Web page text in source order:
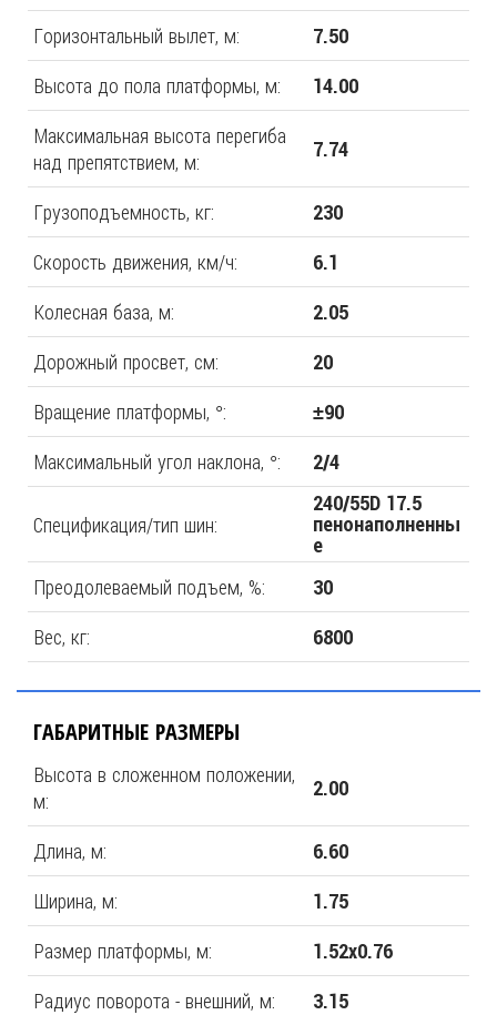
Горизонтальный вылет, м: 7.50
Высота до пола платформы, м: 14.00
Максимальная высота перегиба
над препятствием, м:
7.74
Грузоподъемность, кг: 230
Скорость движения, км/ч: 6.1
Колесная база, м: 2.05
Дорожный просвет, см: 20
Вращение платформы, °: ±90
Максимальный угол наклона, °: 2/4
Спецификация/тип шин:
240/55D 17.5
пенонаполненны
е
Преодолеваемый подъем, %: 30
Вес, кг: 6800
ГАБАРИТНЫЕ РАЗМЕРЫ
Высота в сложенном положении,
м:
2.00
Длина, м: 6.60
Ширина, м: 1.75
Размер платформы, м: 1.52х0.76
Радиус поворота - внешний, м: 3.15